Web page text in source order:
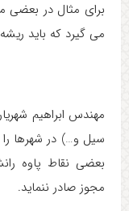
برای مثال در بعضی
می گیرد که باید
مهندس ابراهیم
سیل و…) در شهرها
بعضی نقاط پاوه
مجوز صادر ننماید.